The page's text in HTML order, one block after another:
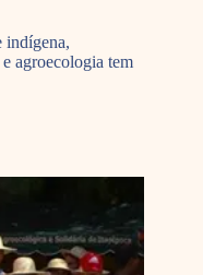
indígena,
agroecologia tem